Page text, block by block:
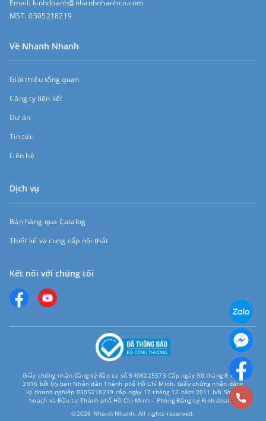
Email: kinhdoanh@nhanhnhanhco.com
MST:0305218219
Về Nhanh Nhanh
Giới thiệu tổng quan
Công ty liên kết
Dự án
Tin tức
Liên hệ
Dịch vụ
Bán hàng qua Catalog
Thiết kế và cung cấp nội thất
Kết nối với chúng tôi
Giấy chứng nhận đăng ký đầu tư số 5408225373 Cấp ngày 30 tháng 8 năm
2016 bởi Ủy ban Nhân dân Thành phố Hồ Chí Minh. Giấy chứng nhận đăng
ký doanh nghiệp 0305218219 cấp ngày 17 tháng 12 năm 2011 bởi Sở Kế
hoạch và Đầu tư Thành phố Hồ Chí Minh – Phòng Đăng ký Kinh doanh.
©2026 Nhanh Nhanh. All rights reserved.